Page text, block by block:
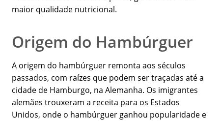
maior qualidade nutricional.
Origem do Hambúrguer
A origem do hambúrguer remonta aos séculos
passados, com raízes que podem ser traçadas até a
cidade de Hamburgo, na Alemanha. Os imigrantes
alemães trouxeram a receita para os Estados
Unidos, onde o hambúrguer ganhou popularidade e